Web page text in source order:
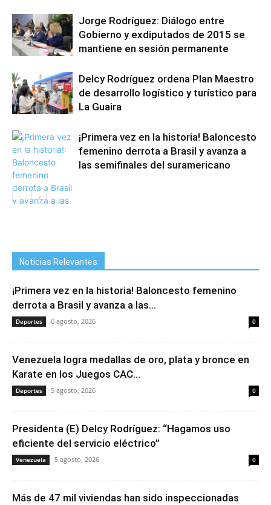
Jorge Rodríguez: Diálogo entre
Gobierno y exdiputados de 2015 se
mantiene en sesión permanente
Delcy Rodríguez ordena Plan Maestro
de desarrollo logístico y turístico para
La Guaira
¡Primera vez en la historia! Baloncesto
femenino derrota a Brasil y avanza a
las semifinales del suramericano
Noticias Relevantes
¡Primera vez en la historia! Baloncesto femenino
derrota a Brasil y avanza a las...
Deportes 6 agosto, 2026 0
Venezuela logra medallas de oro, plata y bronce en
Karate en los Juegos CAC...
Deportes 5 agosto, 2026 0
Presidenta (E) Delcy Rodríguez: “Hagamos uso
eficiente del servicio eléctrico”
Venezuela 5 agosto, 2026 0
Más de 47 mil viviendas han sido inspeccionadas